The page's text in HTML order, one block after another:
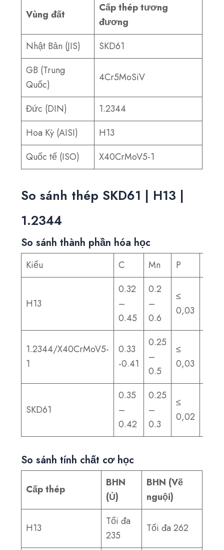
Vùng đất
Cấp thép tương
đương
Nhật Bản (JIS)
SKD61
GB (Trung
Quốc)
4Cr5MoSiV
Đức (DIN)
1.2344
Hoa Kỳ (AISI)
H13
Quốc tế (ISO)
X40CrMoV5-1
So sánh thép SKD61 | H13 |
1.2344
So sánh thành phần hóa học
Kiểu C Mn P
H13
0.32
–
0.45
0.2
–
0.6
≤
0,03
1.2344/X40CrMoV5-
1
0.33
-0.41
0.25
–
0.5
≤
0,03
SKD61
0.35
–
0.42
0.25
–
0.3
≤
0,02
So sánh tính chất cơ học
Cấp thép
BHN
(Ủ)
BHN (Vẽ
nguội)
H13
Tối đa
235
Tối đa 262